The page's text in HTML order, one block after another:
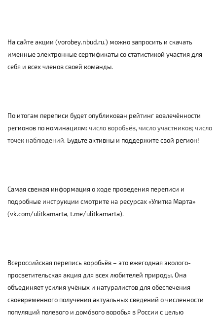
На сайте акции (vorobey.nbud.ru.) можно запросить и скачать
именные электронные сертификаты со статистикой участия для
себя и всех членов своей команды.
По итогам переписи будет опубликован рейтинг вовлечённости
регионов по номинациям: число воробьёв, число участников; число
точек наблюдений. Будьте активны и поддержите свой регион!
Самая свежая информация о ходе проведения переписи и
подробные инструкции смотрите на ресурсах «Улитка Марта»
(vk.com/ulitkamarta, t.me/ulitkamarta).
Всероссийская перепись воробьёв – это ежегодная эколого-
просветительская акция для всех любителей природы. Она
объединяет усилия учёных и натуралистов для обеспечения
своевременного получения актуальных сведений о численности
популяций полевого и домóвого воробья в России с целью